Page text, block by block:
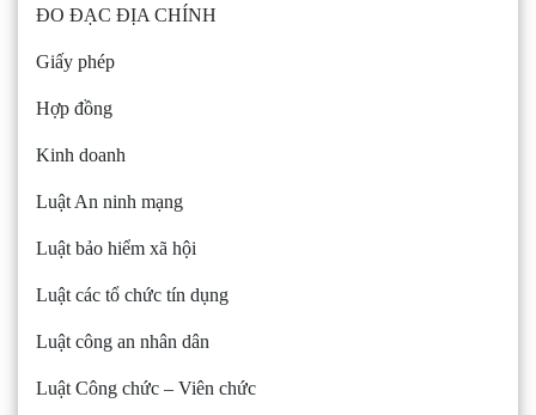
ĐO ĐẠC ĐỊA CHÍNH
Giấy phép
Hợp đồng
Kinh doanh
Luật An ninh mạng
Luật bảo hiểm xã hội
Luật các tổ chức tín dụng
Luật công an nhân dân
Luật Công chức – Viên chức